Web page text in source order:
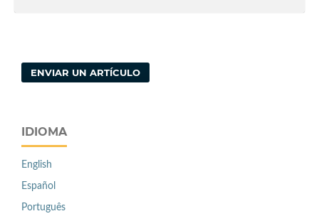
ENVIAR UN ARTÍCULO
IDIOMA
English
Español
Português